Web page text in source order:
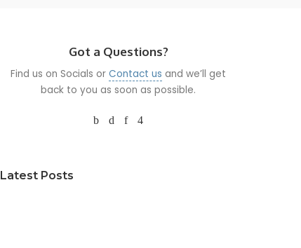
Got a Questions?
Find us on Socials orContact us and we’ll get
back to you as soon as possible.
Latest Posts